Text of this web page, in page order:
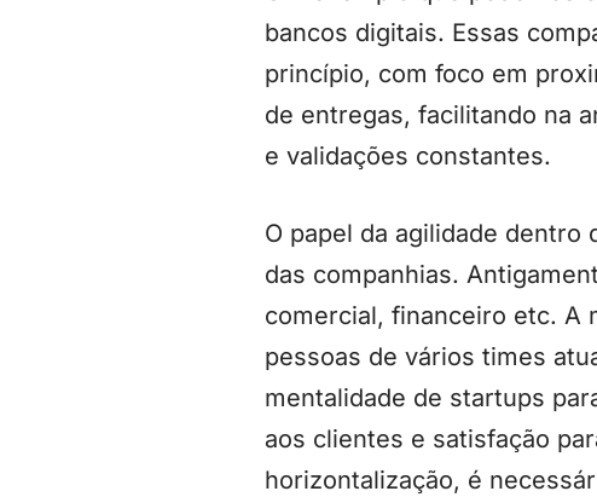
bancos digitais. Essas
princípio, com foco em
de entregas, facilitando na
e validações constantes.
O papel da agilidade
das companhias.
comercial, financeiro etc. A
pessoas de vários times
mentalidade de startups
aos clientes e satisfação
horizontalização, é